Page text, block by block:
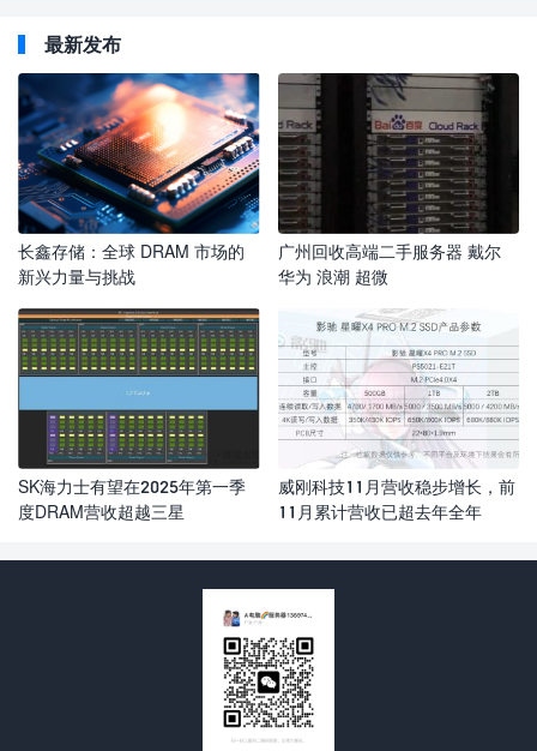
最新发布
长鑫存储：全球 DRAM 市场的
新兴力量与挑战
广州回收高端二手服务器 戴尔
华为 浪潮 超微
SK海力士有望在2025年第一季
度DRAM营收超越三星
威刚科技11月营收稳步增长，前
11月累计营收已超去年全年